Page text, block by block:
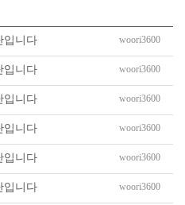
입니다 woori3600
입니다 woori3600
입니다 woori3600
입니다 woori3600
입니다 woori3600
입니다 woori3600